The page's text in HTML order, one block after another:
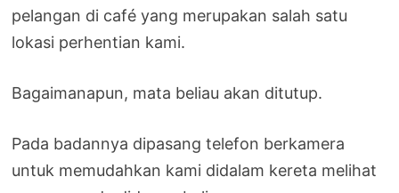
pelangan di café yang merupakan salah satu
lokasi perhentian kami.
Bagaimanapun, mata beliau akan ditutup.
Pada badannya dipasang telefon berkamera
untuk memudahkan kami didalam kereta melihat